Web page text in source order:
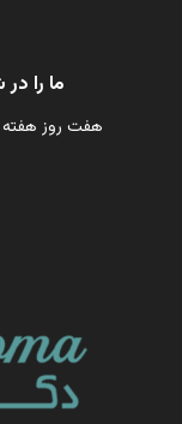
ما را
هفت روز هفته از ساعت ۹ الی